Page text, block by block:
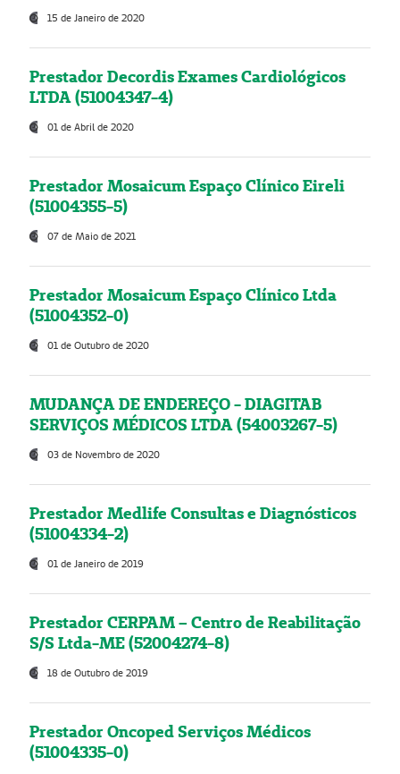
15 de Janeiro de 2020
Prestador Decordis Exames Cardiológicos
LTDA (51004347-4)
01 de Abril de 2020
Prestador Mosaicum Espaço Clínico Eireli
(51004355-5)
07 de Maio de 2021
Prestador Mosaicum Espaço Clínico Ltda
(51004352-0)
01 de Outubro de 2020
MUDANÇA DE ENDEREÇO - DIAGITAB
SERVIÇOS MÉDICOS LTDA (54003267-5)
03 de Novembro de 2020
Prestador Medlife Consultas e Diagnósticos
(51004334-2)
01 de Janeiro de 2019
Prestador CERPAM – Centro de Reabilitação
S/S Ltda-ME (52004274-8)
18 de Outubro de 2019
Prestador Oncoped Serviços Médicos
(51004335-0)